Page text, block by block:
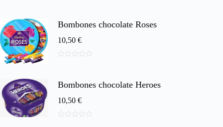
Bombones chocolate Roses
10,50 €
5
Bombones chocolate Heroes
10,50 €